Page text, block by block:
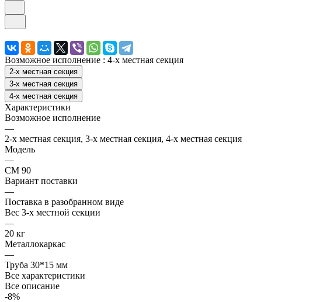
Возможное исполнение : 4-х местная секция
2-х местная секция
3-х местная секция
4-х местная секция
Характеристики
Возможное исполнение
—
2-х местная секция, 3-х местная секция, 4-х местная секция
Модель
—
СМ 90
Вариант поставки
—
Поставка в разобранном виде
Вес 3-х местной секции
—
20 кг
Металлокаркас
—
Труба 30*15 мм
Все характеристики
Все описание
-8%